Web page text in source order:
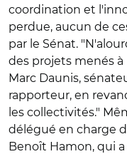
coordination et
perdue, aucun de
par le Sénat.
des projets menés
Marc Daunis,
rapporteur, en
les collectivités."
délégué en charge
Benoît Hamon, qui